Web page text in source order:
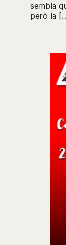
sembla
però la